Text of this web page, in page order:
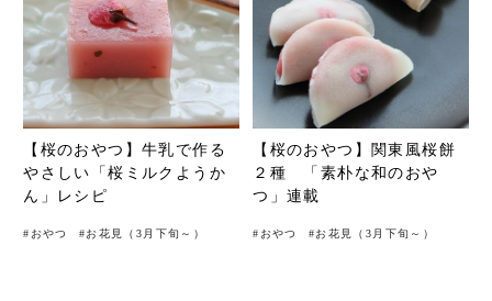
【桜のおやつ】牛乳で作る
やさしい「桜ミルクようか
ん」レシピ
#おやつ #お花見（3月下旬～）
【桜のおやつ】関東風桜餅
２種 「素朴な和のおや
つ」連載
#おやつ #お花見（3月下旬～）